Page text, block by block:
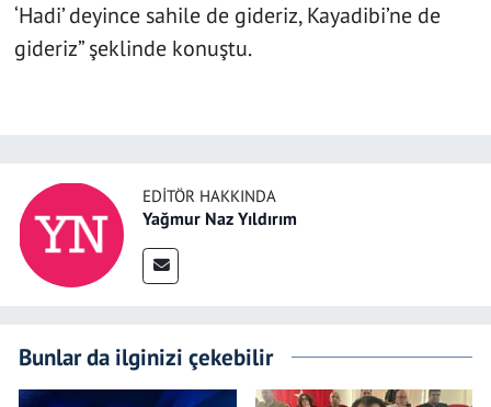
‘Hadi’ deyince sahile de gideriz, Kayadibi’ne de
gideriz” şeklinde konuştu.
EDITÖR HAKKINDA
Yağmur Naz Yıldırım
Bunlar da ilginizi çekebilir